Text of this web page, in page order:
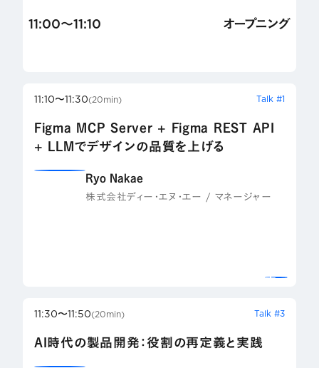
11:00〜11:10 オープニング
11:10〜11:30(20min) Talk #1
Figma MCP Server + Figma REST API
+ LLMでデザインの品質を上げる
Ryo Nakae
株式会社ディー・エヌ・エー / マネージャー
11:30〜11:50(20min) Talk #3
AI時代の製品開発：役割の再定義と実践